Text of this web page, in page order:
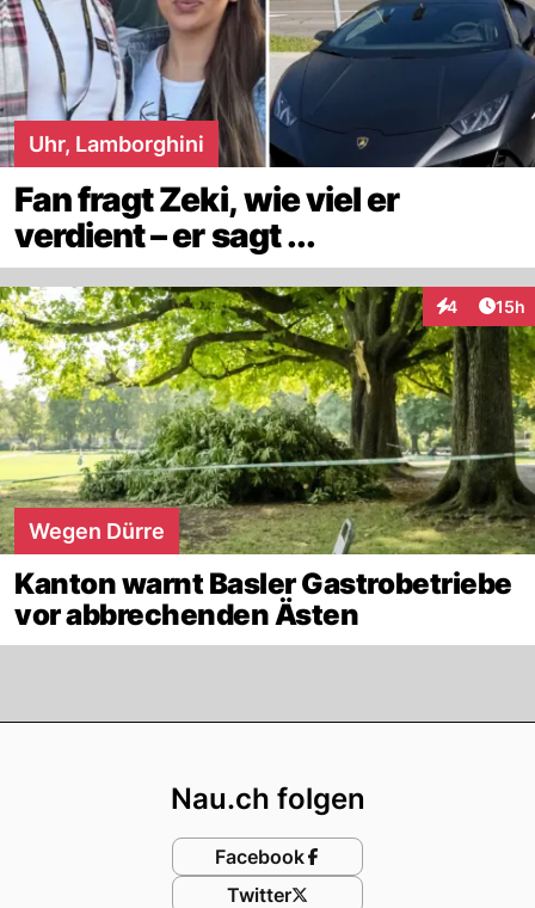
Uhr, Lamborghini
Fan fragt Zeki, wie viel er
verdient – er sagt ...
4
Interaktionen
15h
Wegen Dürre
Kanton warnt Basler Gastrobetriebe
vor abbrechenden Ästen
Nau.ch folgen
Facebook
Twitter